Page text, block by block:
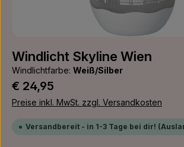
Windlicht Skyline Wien
Windlichtfarbe: Weiß/Silber
Regulärer Preis:
€ 24,95
Preise inkl. MwSt. zzgl. Versandkosten
Versandbereit - in 1-3 Tage bei dir!